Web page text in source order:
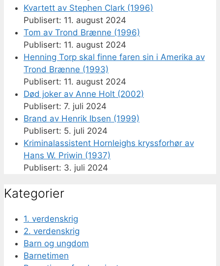
Kvartett av Stephen Clark (1996)
11. august 2024
Tom av Trond Brænne (1996)
11. august 2024
Henning Torp skal finne faren sin i Amerika av
Trond Brænne (1993)
11. august 2024
Død joker av Anne Holt (2002)
7. juli 2024
Brand av Henrik Ibsen (1999)
5. juli 2024
Kriminalassistent Hornleighs kryssforhør av
Hans W. Priwin (1937)
3. juli 2024
Kategorier
1. verdenskrig
2. verdenskrig
Barn og ungdom
Barnetimen